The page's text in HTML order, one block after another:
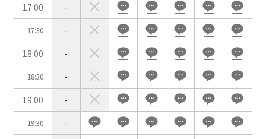
17:00
-
17:30
-
18:00
-
18:30
-
19:00
-
19:30
-
試験
展示会・販売会
この条件で検索
選択している条件をリセットする